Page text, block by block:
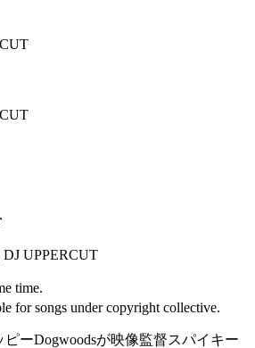
DJ UPPERCUT
time.
for songs under copyright collective.
ーDogwoodsが映像監督スパイキー